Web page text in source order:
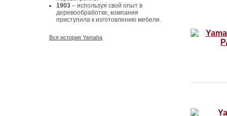
1903 – используя свой опыт в
деревообработке, компания
приступила к изготовлению мебели.
Вся история Yamaha